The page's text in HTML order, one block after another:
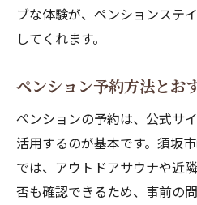
ブな体験が、ペンションステ
してくれます。
ペンション予約方法とお
ペンションの予約は、公式サ
活用するのが基本です。須坂
では、アウトドアサウナや近
否も確認できるため、事前の